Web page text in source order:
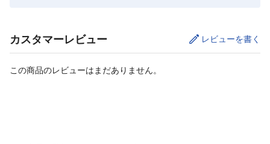
カスタマーレビュー レビューを書く
この商品のレビューはまだありません。